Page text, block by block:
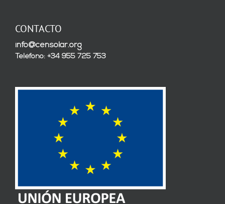
CONTACTO
info@censolar.org
Teléfono: +34 955 725 753